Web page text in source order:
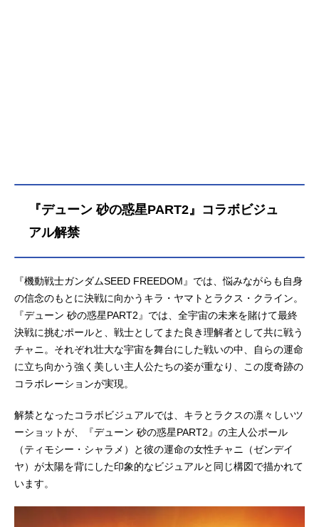
う。作品名機動戦士ガンダムSEEDF
ーズ機動戦士ガンダムSEEDスケジュ
10月3日（木）第2弾：2024年11月1
日（金）～11月14日（木）キャスト
キラ・ヤマト：保志総一朗ラクス・
クライン：田中理恵アスラン・ザ
ラ：石田彰カガリ・ユラ・アスハ：
森なな子シン・アスカ：鈴村健一ル
ナマリア・ホーク：坂本真綾メイリ
ン・ホーク：折笠富美子マリュー・
ラミアス：三石琴乃ムウ・ラ・フラ
『デューン 砂の惑星PART2』コラボビジュ
アル解禁
『機動戦士ガンダムSEED FREEDOM』では、悩みながらも自身
の信念のもとに決戦に向かうキラ・ヤマトとラクス・クライン。
『デューン 砂の惑星PART2』では、全宇宙の未来を賭けて最終
決戦に挑むポールと、戦士としてまた良き理解者として共に戦う
チャニ。それぞれ壮大な宇宙を舞台にした戦いの中、自らの運命
に立ち向かう強く美しい主人公たちの姿が重なり、この度奇跡の
コラボレーションが実現。
解禁となったコラボビジュアルでは、キラとラクスの凛々しいツ
ーショットが、『デューン 砂の惑星PART2』の主人公ポール
（ティモシー・シャラメ）と彼の運命の女性チャニ（ゼンデイ
ヤ）が太陽を背にした印象的なビジュアルと同じ構図で描かれて
います。